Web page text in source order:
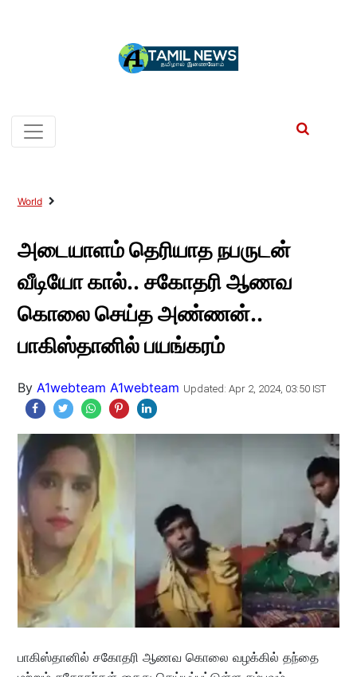
World
அடையாளம் தெரியாத நபருடன்
வீடியோ கால்.. சகோதரி ஆணவ
கொலை செய்த அண்ணன்..
பாகிஸ்தானில் பயங்கரம்
By A1webteam A1webteam Updated: Apr 2, 2024, 03:50 IST
பாகிஸ்தானில் சகோதரி ஆணவ கொலை வழக்கில் தந்தை